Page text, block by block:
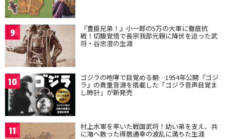
9 『豊臣兄弟！』小一郎の5万の大軍に徹底抗
戦！切腹覚悟で長宗我部元親に降伏を迫った武
将・谷忠澄の生涯
10 ゴジラの咆哮で目覚める朝…1954年公開『ゴジ
ラ』の貴重音源を搭載した「ゴジラ音声目覚ま
し時計」が新発売
11 村上水軍を率いた戦国武将！幼い弟を支え、共
に海へ散った得居通幸の波乱に満ちた生涯